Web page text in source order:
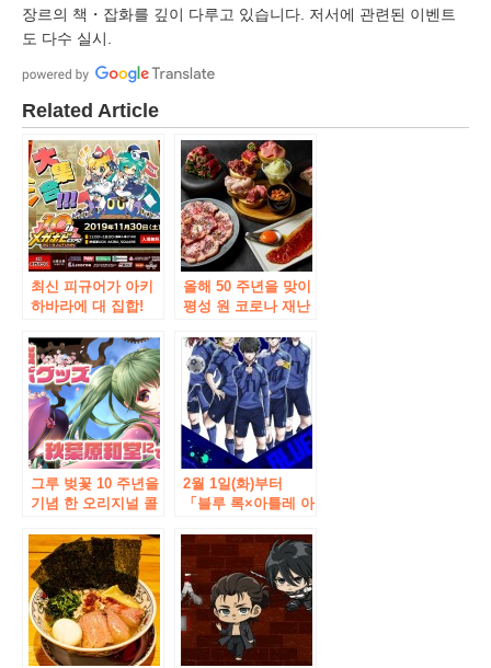
장르의 책・잡화를 깊이 다루고 있습니다. 저서에 관련된 이벤트
도 다수 실시.
Related Article
최신 피규어가 아키
하바라에 대 집합!
2019 Autumn”개최
안내
올해 50 주년을 맞이
평성 원 코로나 재난
없었던 새로운 형태
의 소고기 뷔페 불고
기를 전개. 프로듀스
하는 것은 스파이스
웍스 11 월 16 일 아
키하바라에 「정육
점 골목 ‘오픈!
그루 벚꽃 10 주년을
기념 한 오리지널 콜
시!
2월 1일(화)부터
「블루 록×아틀레 아
레이션 캠페인 개최!